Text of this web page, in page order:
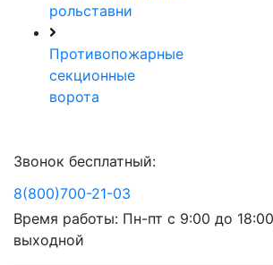
рольставни
Противопожарные
секционные
ворота
Звонок бесплатный:
8(800)700-21-03
Время работы: Пн-пт с 9:00 до
выходной